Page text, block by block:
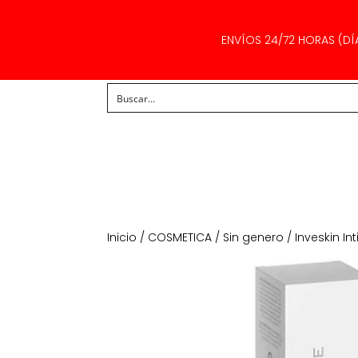
ENVÍOS 24/72 HORAS
Inicio / COSMETICA / Sin genero / Inveskin